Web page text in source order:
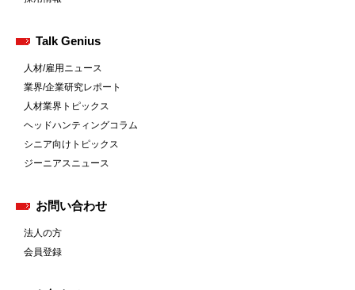
Talk Genius
人材/雇用ニュース
業界/企業研究レポート
人材業界トピックス
ヘッドハンティングコラム
シニア向けトピックス
ジーニアスニュース
お問い合わせ
法人の方
会員登録